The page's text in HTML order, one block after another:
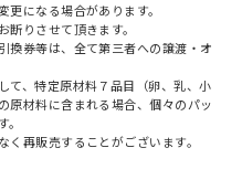
になる場合があります。
りさせて頂きます。
換券等は、全て第三者への譲渡・オ
て、特定原材料７品目（卵、乳、小
原材料に含まれる場合、個々のパッ
再販売することがございます。